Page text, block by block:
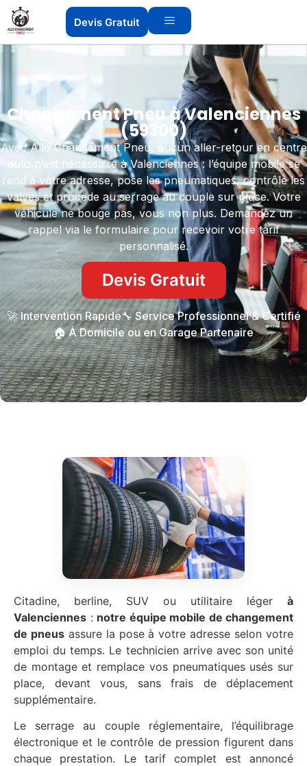
Devis Gratuit
Changement Pneu à Valenciennes
(59300)
Avec Allo Changement Pneu, aucun aller-retour en centre
auto n’est nécessaire à Valenciennes : l’équipe mobile se
rend à votre adresse, pose les pneumatiques, contrôle les
valves et procède au serrage au couple sur place. Votre
véhicule ne bouge pas, vous non plus. Demandez un
rappel via le formulaire pour recevoir votre tarif
personnalisé.
Devis Gratuit
🚀 Intervention Rapide🔧 Service Professionnel & Certifié
🏠 À Domicile ou en Garage Partenaire
Citadine, berline, SUV ou utilitaire léger à
Valenciennes : notre équipe mobile de changement
de pneusassure la pose à votre adresse selon votre
emploi du temps. Le technicien arrive avec son unité
de montage et remplace vos pneumatiques usés sur
place, devant vous, sans frais de déplacement
supplémentaire.
Le serrage au couple réglementaire, l’équilibrage
électronique et le contrôle de pression figurent dans
chaque prestation. Le tarif complet est annoncé